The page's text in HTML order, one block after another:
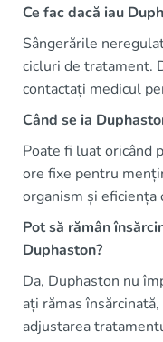
Ce fac dacă iau
Sângerările
cicluri de tratament.
contactați medicul
Când se ia
Poate fi luat oricând
ore fixe pentru
organism și eficiența
Pot să rămân
Duphaston?
Da, Duphaston nu
ați rămas
adjustarea